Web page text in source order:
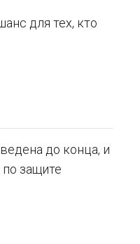
для тех, кто
до конца, и
защите